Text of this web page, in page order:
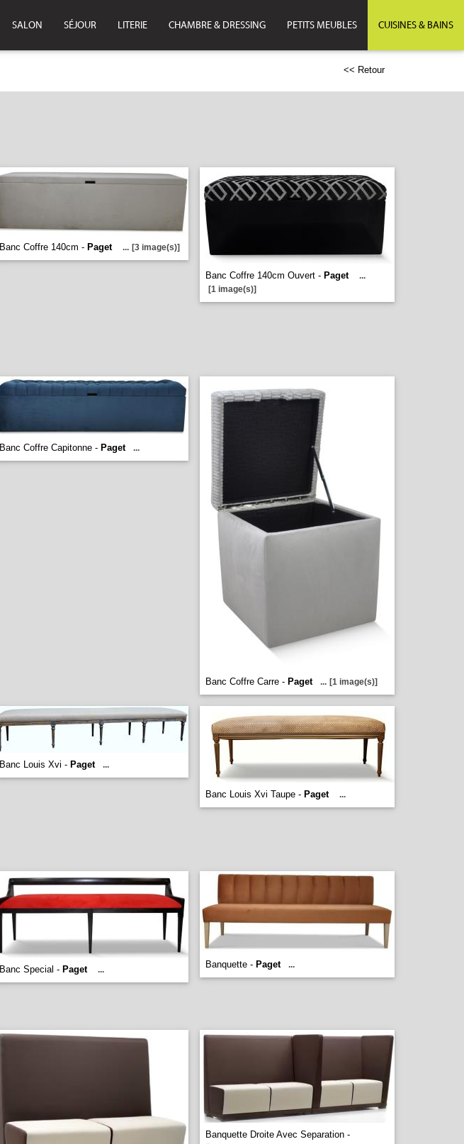
SALON SÉJOUR LITERIE CHAMBRE & DRESSING PETITS MEUBLES CUISINES & BAINS
<< Retour
Banc Coffre 140cm - Paget ... [3 image(s)]
Banc Coffre 140cm Ouvert - Paget
...
[1 image(s)]
Banc Coffre Capitonne - Paget ...
Banc Coffre Carre - Paget ... [1 image(s)]
Banc Louis Xvi - Paget ...
Banc Louis Xvi Taupe - Paget ...
Banc Special - Paget ... Banquette - Paget ...
Banquette Droite Avec Separation -